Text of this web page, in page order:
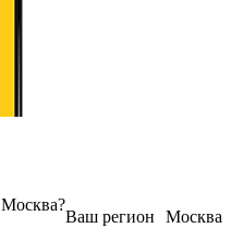
Москва
Ваш регион
Москва?